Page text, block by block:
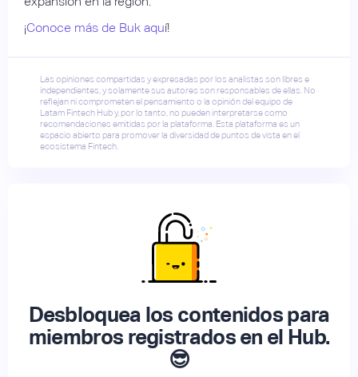
¡Conoce más de Buk aquí!
Las opiniones compartidas y expresadas por los analistas son libres e
independientes, y solamente sus autores son responsables de ellas. No
reflejan ni comprometen el pensamiento o la opinión del equipo de
Latam Fintech Hub y, por lo tanto, no pueden interpretarse como
recomendaciones emitidas por la plataforma. Esta plataforma es un
espacio abierto para promover la diversidad de puntos de vista en el
ecosistema Fintech.
Desbloquea los contenidos para
miembros registrados en el Hub.
😎